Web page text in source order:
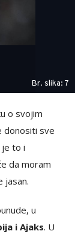
Br. slika: 7
o svojim
donositi sve
to i
da moram
jasan.
u
i Ajaks. U